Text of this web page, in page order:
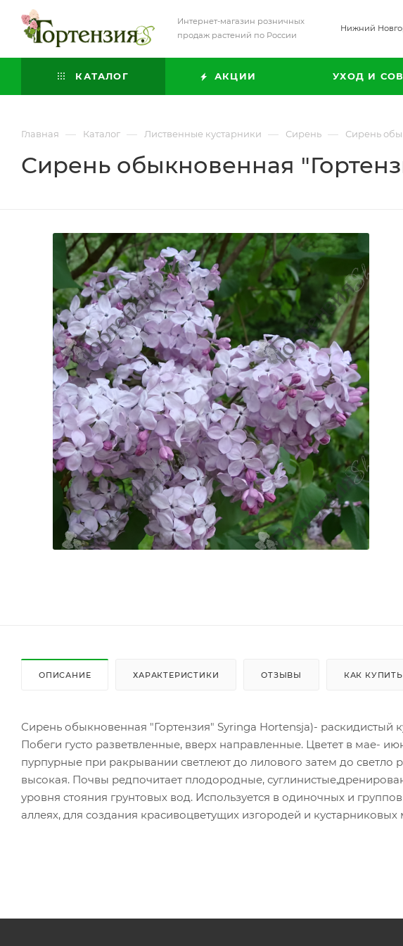
Интернет-магазин розничных
продаж растений по России
Нижний
КАТАЛОГ АКЦИИ УХОД И
Главная — Каталог — Лиственные кустарники — Сирень — Сирень
Сирень обыкновенная
ОПИСАНИЕ ХАРАКТЕРИСТИКИ ОТЗЫВЫ КАК КУПИТЬ
Сирень обыкновенная "Гортензия" Syringa Hortensja)-
Побеги густо разветвленные, вверх направленные. Цветет в мае-
пурпурные при ракрывании светлеют до лилового затем до
высокая. Почвы редпочитает плодородные,
уровня стояния грунтовых вод. Используется в одиночных и
аллеях, для создания красивоцветущих изгородей и